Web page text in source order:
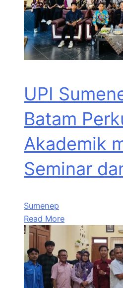
UPI
Batam
Akademik
Seminar
Sumenep
Read More